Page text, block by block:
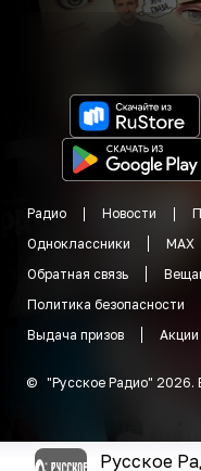
Радио Новости
Одноклассники
MAX
Обратная связь
Политика безопасности
Выдача призов
Акции
© "Русское Радио" 2026.
Русское